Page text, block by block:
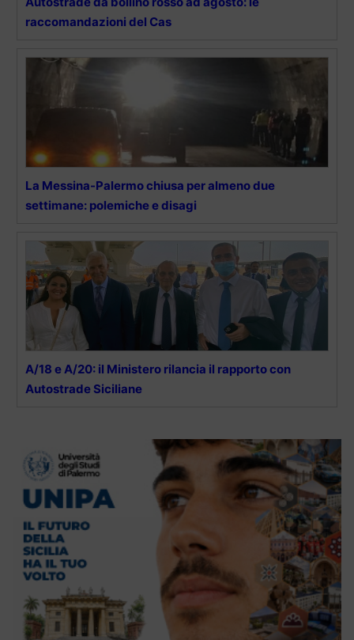
raccomandazioni del Cas
La Messina-Palermo chiusa per almeno due
settimane: polemiche e disagi
A/18 e A/20: il Ministero rilancia il rapporto con
Autostrade Siciliane